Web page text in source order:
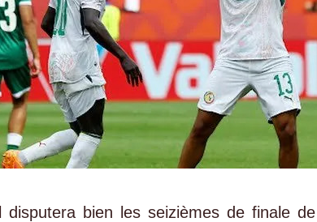
disputera bien les seizièmes de finale